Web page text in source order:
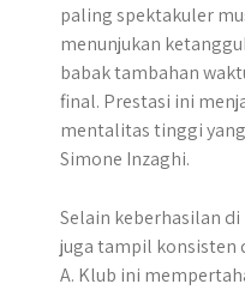
paling spektakuler
menunjukan
babak tambahan
final. Prestasi ini
mentalitas tinggi
Simone Inzaghi.
Selain keberhasilan
juga tampil konsisten
A. Klub ini